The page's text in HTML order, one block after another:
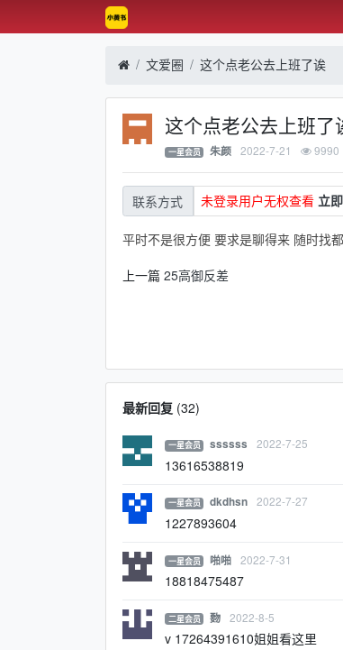
文爱圈 这个点老公去上班了诶
这个点老公去上班了
一星会员 朱颜 2022-7-21 9990
联系方式 未登录用户无权查看 立
平时不是很方便 要求是聊得来 随时找
上一篇 25高御反差
最新回复(32)
一星会员 ssssss 2022-7-25
13616538819
一星会员 dkdhsn 2022-7-27
1227893604
一星会员 啪啪 2022-7-31
18818475487
二星会员 覅 2022-8-5
v 17264391610姐姐看这里